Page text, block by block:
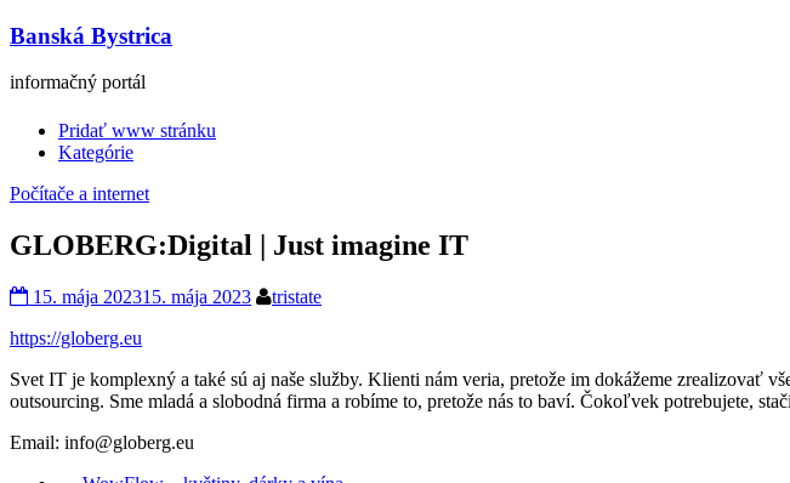
Banská Bystrica
informačný portál
Pridať www stránku
Kategórie
Počítače a internet
GLOBERG:Digital | Just imagine IT
15. mája 202315. mája 2023
tristate
https://globerg.eu
Svet IT je komplexný a také sú aj naše služby. Klienti nám veria, pretože im dokážeme zrealizovať
outsourcing. Sme mladá a slobodná firma a robíme to, pretože nás to baví. Čokoľvek potrebujete,
Email: info@globerg.eu